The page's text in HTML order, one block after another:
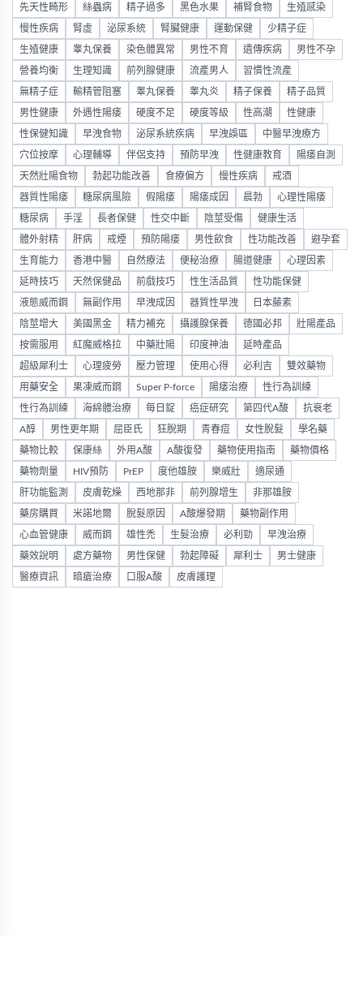
先天性畸形 絲蟲病 精子過多 黑色水果 補腎食物 生殖感染
慢性疾病 腎虛 泌尿系統 腎臟健康 運動保健 少精子症
生殖健康 睾丸保養 染色體異常 男性不育 遺傳疾病 男性不孕
營養均衡 生理知識 前列腺健康 流產男人 習慣性流產
無精子症 輸精管阻塞 睾丸保養 睾丸炎 精子保養 精子品質
男性健康 外遇性陽痿 硬度不足 硬度等級 性高潮 性健康
性保健知識 早洩食物 泌尿系統疾病 早洩誤區 中醫早洩療方
穴位按摩 心理輔導 伴侶支持 預防早洩 性健康教育 陽痿自測
天然壯陽食物 勃起功能改善 食療偏方 慢性疾病 戒酒
器質性陽痿 糖尿病風險 假陽痿 陽痿成因 晨勃 心理性陽痿
糖尿病 手淫 長者保健 性交中斷 陰莖受傷 健康生活
體外射精 肝病 戒煙 預防陽痿 男性飲食 性功能改善 避孕套
生育能力 香港中醫 自然療法 便秘治療 腸道健康 心理因素
延時技巧 天然保健品 前戲技巧 性生活品質 性功能保健
液態威而鋼 無副作用 早洩成因 器質性早洩 日本藤素
陰莖增大 美國黑金 精力補充 攝護腺保養 德國必邦 壯陽產品
按需服用 紅魔威格拉 中藥壯陽 印度神油 延時產品
超級犀利士 心理疲勞 壓力管理 使用心得 必利吉 雙效藥物
用藥安全 果凍威而鋼 Super P-force 陽痿治療 性行為訓練
性行為訓練 海綿體治療 每日錠 癌症研究 第四代A酸 抗衰老
A醇 男性更年期 屈臣氏 狂脫期 青春痘 女性脫髮 學名藥
藥物比較 保康絲 外用A酸 A酸復發 藥物使用指南 藥物價格
藥物劑量 HIV預防 PrEP 度他雄胺 樂威壯 適尿通
肝功能監測 皮膚乾燥 西地那非 前列腺增生 非那雄胺
藥房購買 米諾地爾 脫髮原因 A酸爆發期 藥物副作用
心血管健康 威而鋼 雄性禿 生髮治療 必利勁 早洩治療
藥效說明 處方藥物 男性保健 勃起障礙 犀利士 男士健康
醫療資訊 暗瘡治療 口服A酸 皮膚護理